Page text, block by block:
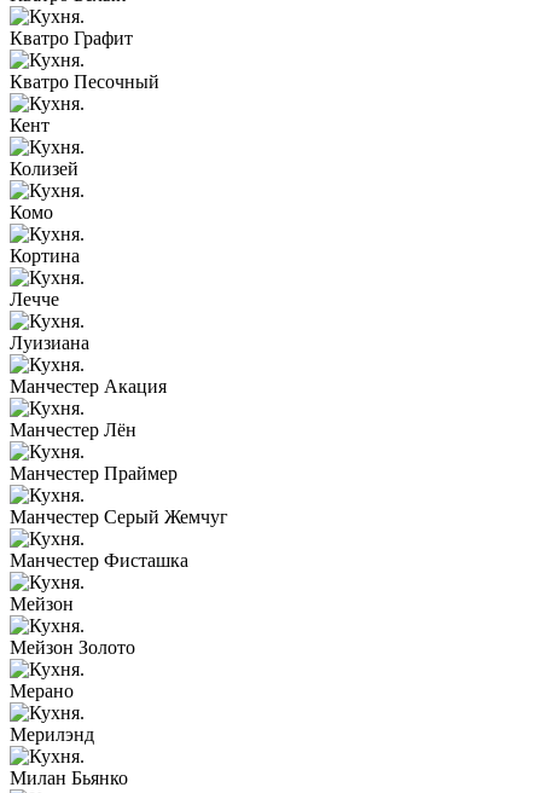
Кватро Графит
Кватро Песочный
Кент
Колизей
Комо
Кортина
Лечче
Луизиана
Манчестер Акация
Манчестер Лён
Манчестер Праймер
Манчестер Серый Жемчуг
Манчестер Фисташка
Мейзон
Мейзон Золото
Мерано
Мерилэнд
Милан Бьянко